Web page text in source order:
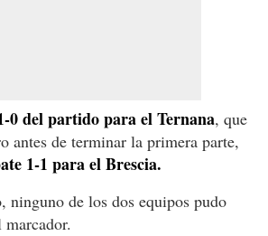
0 del partido para el Ternana, que
antes de terminar la primera parte,
1-1 para el Brescia.
ninguno de los dos equipos pudo